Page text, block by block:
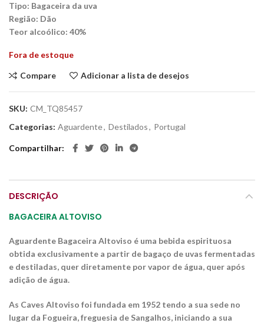
Tipo: Bagaceira da uva
Região: Dão
Teor alcoólico: 40%
Fora de estoque
Compare Adicionar a lista de desejos
SKU: CM_TQ85457
Categorias: Aguardente, Destilados, Portugal
Compartilhar
DESCRIÇÃO
BAGACEIRA ALTOVISO
Aguardente Bagaceira Altoviso é uma bebida espirituosa
obtida exclusivamente a partir de bagaço de uvas fermentadas
e destiladas, quer diretamente por vapor de água, quer após
adição de água.
As Caves Altoviso foi fundada em 1952 tendo a sua sede no
lugar da Fogueira, freguesia de Sangalhos, iniciando a sua